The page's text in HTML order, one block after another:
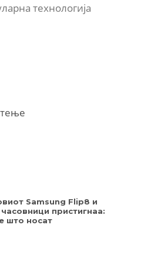
технологија
Samsung Flip8 и
пристигнаа:
што носат